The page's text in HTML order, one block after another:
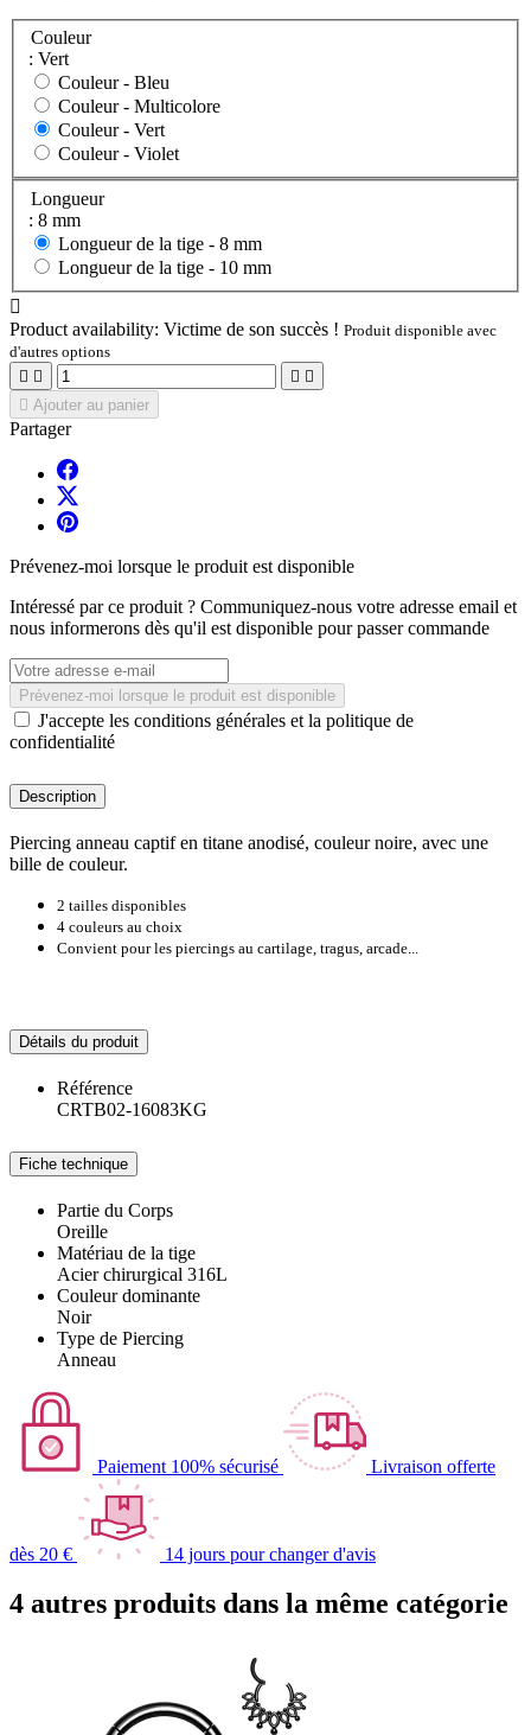
Couleur
: Vert
Couleur - Bleu
Couleur - Multicolore
Couleur - Vert
Couleur - Violet
Longueur
: 8 mm
Longueur de la tige - 8 mm
Longueur de la tige - 10 mm

Product availability: Victime de son succès ! Produit disponible avec
d'autres options
   
 Ajouter au panier
Partager
Prévenez-moi lorsque le produit est disponible
Intéressé par ce produit ? Communiquez-nous votre adresse email et
nous informerons dès qu'il est disponible pour passer commande
Prévenez-moi lorsque le produit est disponible
J'accepte les conditions générales et la politique de
confidentialité
Description
Piercing anneau captif en titane anodisé, couleur noire, avec une
bille de couleur.
2 tailles disponibles
4 couleurs au choix
Convient pour les piercings au cartilage, tragus, arcade...
Détails du produit
Référence
CRTB02-16083KG
Fiche technique
Partie du Corps
Oreille
Matériau de la tige
Acier chirurgical 316L
Couleur dominante
Noir
Type de Piercing
Anneau
Paiement 100% sécurisé Livraison offerte
dès 20 € 14 jours pour changer d'avis
4 autres produits dans la même catégorie